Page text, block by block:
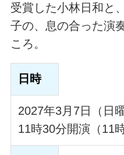
受賞した小林日和と
子の、息の合った演
ころ。
日時
2027年3月7日（日曜
11時30分開演（11